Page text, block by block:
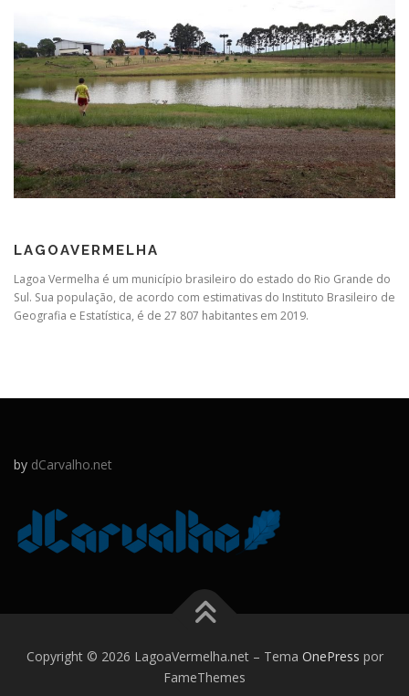
LAGOAVERMELHA
Lagoa Vermelha é um município brasileiro do estado do Rio Grande do
Sul. Sua população, de acordo com estimativas do Instituto Brasileiro de
Geografia e Estatística, é de 27 807 habitantes em 2019.
by dCarvalho.net
Copyright © 2026 LagoaVermelha.net – Tema OnePress por
FameThemes